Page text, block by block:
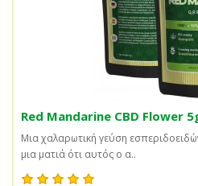
Red Mandarine CBD Flower
Μια χαλαρωτική γεύση
μια ματιά ότι αυτός ο α..